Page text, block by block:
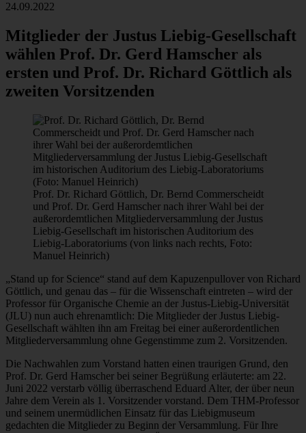
24.09.2022
Mitglieder der Justus Liebig-Gesellschaft
wählen Prof. Dr. Gerd Hamscher als
ersten und Prof. Dr. Richard Göttlich als
zweiten Vorsitzenden
Prof. Dr. Richard Göttlich, Dr. Bernd Commerscheidt
und Prof. Dr. Gerd Hamscher nach ihrer Wahl bei der
außerordemtlichen Mitgliederversammlung der Justus
Liebig-Gesellschaft im historischen Auditorium des
Liebig-Laboratoriums (von links nach rechts, Foto:
Manuel Heinrich)
„Stand up for Science“ stand auf dem Kapuzenpullover von Richard
Göttlich, und genau das – für die Wissenschaft eintreten – wird der
Professor für Organische Chemie an der Justus-Liebig-Universität
(JLU) nun auch ehrenamtlich: Die Mitglieder der Justus Liebig-
Gesellschaft wählten ihn am Freitag bei einer außerordentlichen
Mitgliederversammlung ohne Gegenstimme zum 2. Vorsitzenden.
Die Nachwahlen zum Vorstand hatten einen traurigen Grund, den
Prof. Dr. Gerd Hamscher bei seiner Begrüßung erläuterte: am 22.
Juni 2022 verstarb völlig überraschend Eduard Alter, der über neun
Jahre dem Verein als 1. Vorsitzender vorstand. Dem THM-Professor
und seinem unermüdlichen Einsatz für das Liebigmuseum
gedachten die Mitglieder zu Beginn der Versammlung. Für Ihre